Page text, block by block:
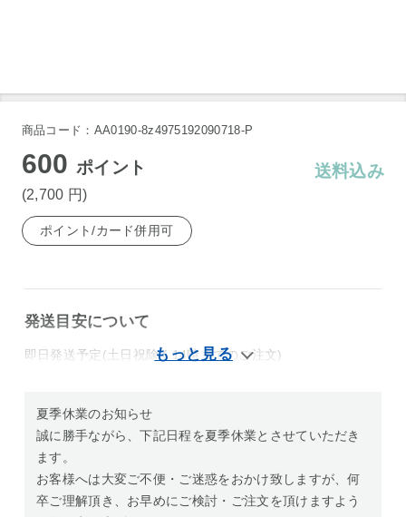
商品コード：AA0190-8z4975192090718-P
600ポイント
(2,700 円)
送料込み
ポイント/カード併用可
発送目安について
即日発送予定(土日祝除く14時までのご注文)
夏季休業のお知らせ
誠に勝手ながら、下記日程を夏季休業とさせていただき
ます。
お客様へは大変ご不便・ご迷惑をおかけ致しますが、何
卒ご理解頂き、お早めにご検討・ご注文を頂けますよう